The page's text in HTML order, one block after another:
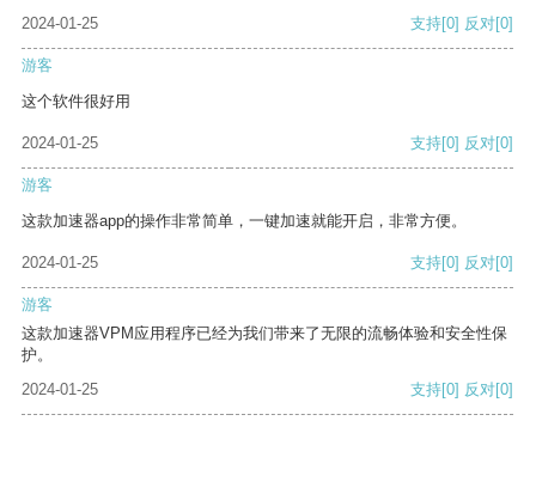
2024-01-25
支持[0] 反对[0]
游客
这个软件很好用
2024-01-25 支持[0] 反对[0]
游客
这款加速器app的操作非常简单，一键加速就能开启，非常方便。
2024-01-25 支持[0] 反对[0]
游客
这款加速器VPM应用程序已经为我们带来了无限的流畅体验和安全性保
护。
2024-01-25
支持[0] 反对[0]